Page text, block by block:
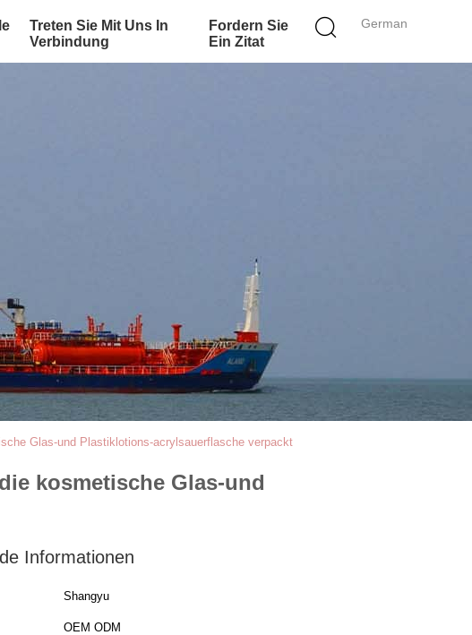
German
Treten Sie Mit Uns In
Verbindung
Fordern Sie
Ein Zitat
Glas-und Plastiklotions-acrylsauerflasche verpackt
kosmetische Glas-und
Informationen
Shangyu
OEM ODM